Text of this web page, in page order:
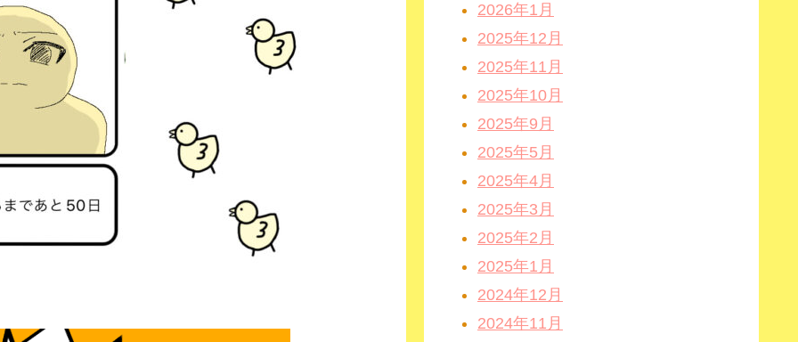
2026年1月
2025年12月
2025年11月
2025年10月
2025年9月
2025年5月
2025年4月
2025年3月
2025年2月
2025年1月
2024年12月
2024年11月